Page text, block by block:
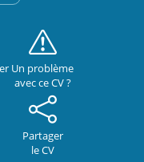
Un problème
avec ce CV ?
Partager
le CV